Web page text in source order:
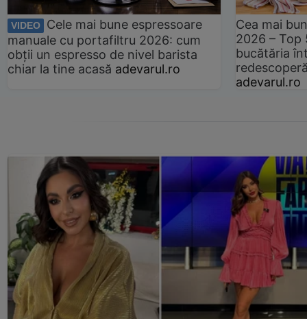
VIDEO
Cele mai bune espressoare
manuale cu portafiltru 2026: cum
obții un espresso de nivel barista
chiar la tine acasă adevarul.ro
Cea mai
2026 –
bucătăria
adevarul.ro